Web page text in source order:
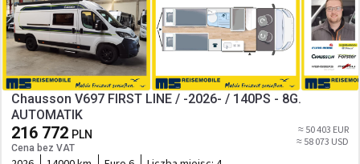
Chausson V697 FIRST LINE / -2026- / 140PS - 8G.
AUTOMATIK
216 772 PLN
Cena bez VAT
≈ 50 403 EUR
≈ 58 073 USD